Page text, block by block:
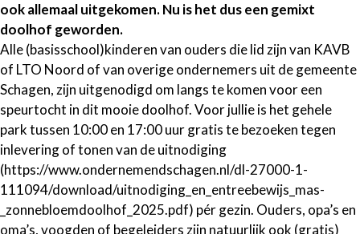
ook allemaal uitgekomen. Nu is het dus een gemixt
doolhof geworden.
Alle (basisschool)kinderen van ouders die lid zijn van KAVB
of LTO Noord of van overige ondernemers uit de gemeente
Schagen, zijn uitgenodigd om langs te komen voor een
speurtocht in dit mooie doolhof. Voor jullie is het gehele
park tussen 10:00 en 17:00 uur gratis te bezoeken tegen
inlevering of tonen van de uitnodiging
(https://www.ondernemendschagen.nl/dl-27000-1-
111094/download/uitnodiging_en_entreebewijs_mas-
_zonnebloemdoolhof_2025.pdf) pér gezin. Ouders, opa’s en
oma’s, voogden of begeleiders zijn natuurlijk ook (gratis)